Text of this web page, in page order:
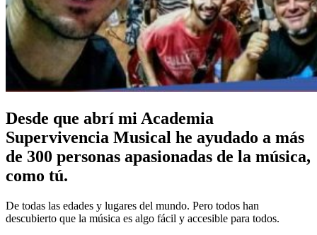
Desde que abrí mi Academia
Supervivencia Musical he ayudado a más
de 300 personas apasionadas de la música,
como tú.
De todas las edades y lugares del mundo. Pero todos han
descubierto que la música es algo fácil y accesible para todos.